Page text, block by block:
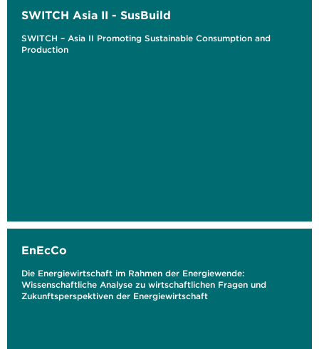
SWITCH Asia II - SusBuild
SWITCH – Asia II Promoting Sustainable Consumption and
Production
EnEcCo
Die Energiewirtschaft im Rahmen der Energiewende:
Wissenschaftliche Analyse zu wirtschaftlichen Fragen und
Zukunftsperspektiven der Energiewirtschaft